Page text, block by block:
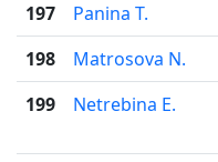
197
Panina T.
198
Matrosova N.
199
Netrebina E.